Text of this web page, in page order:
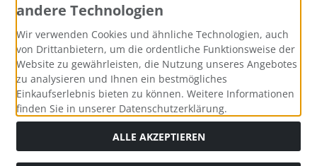
Zahlungsmethoden
Social Media
andere Technologien
Wir verwenden Cookies und ähnliche Technologien, auch
von Drittanbietern, um die ordentliche Funktionsweise der
Website zu gewährleisten, die Nutzung unseres Angebotes
zu analysieren und Ihnen ein bestmögliches
Einkaufserlebnis bieten zu können. Weitere Informationen
finden Sie in unserer Datenschutzerklärung.
ALLE AKZEPTIEREN